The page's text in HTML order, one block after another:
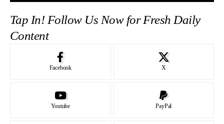
Tap In! Follow Us Now for Fresh Daily
Content
Facebook X
Youtube PayPal